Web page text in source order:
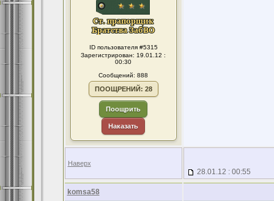
ID пользователя #5315
Зарегистрирован: 19.01.12 :
00:30
Сообщений: 888
ПООЩРЕНИЙ: 28
Поощрить
Наказать
Наверх
28.01.12 : 00:55
komsa58